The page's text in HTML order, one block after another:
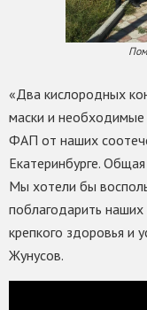
«Два кислородных
маски и необходимые
ФАП от наших
Екатеринбурге.
Мы хотели бы
поблагодарить
крепкого здоровья и
Жунусов.